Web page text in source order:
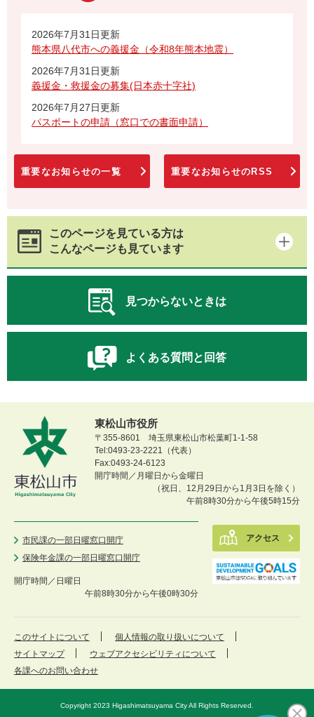
2026年7月31日更新
熊本県八代市への義援金（令和8年熊本地震）
2026年7月31日更新
義援金・救援金の募集(日本赤十字社)
2026年7月27日更新
パスポートの申請（窓口での書面申請）
重要なお知らせの一覧 重要なお知らせのRSS
このページを見ている方は
こんなページも見ています
見つからないときは
よくある質問と回答
東松山市役所
〒355-8601 埼玉県東松山市松葉町1-1-58
Tel:0493-23-2221（代表）
Fax:0493-24-6123
開庁時間／月曜日から金曜日
（祝日、12月29日から1月3日を除く）
午前8時30分から午後5時15分
市民課の一部日曜窓口開庁
保険年金課の一部日曜窓口開庁
開庁時間／ 日曜日
午前8時30分から午後0時30分
アクセス
このサイトについて
個人情報の取り扱いについて
サイトマップ
ウェブアクセシビリティについて
各課へのお問い合わせ
Copyright 2023 Higashimatsuyama City All Rights Reserved.